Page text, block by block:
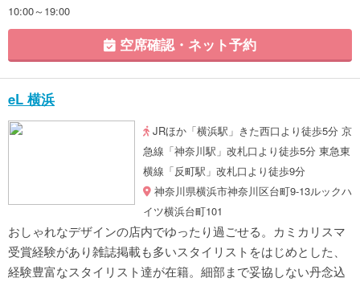
10:00～19:00
空席確認・ネット予約
eL 横浜
JRほか「横浜駅」きた西口より徒歩5分 京
急線「神奈川駅」改札口より徒歩5分 東急東
横線「反町駅」改札口より徒歩9分
神奈川県横浜市神奈川区台町9-13ルックハ
イツ横浜台町101
おしゃれなデザインの店内でゆったり過ごせる。カミカリスマ
受賞経験があり雑誌掲載も多いスタイリストをはじめとした、
経験豊富なスタイリスト達が在籍。細部まで妥協しない丹念込